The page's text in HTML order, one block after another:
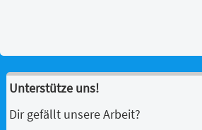
Unterstütze uns!
Dir gefällt unsere Arbeit?